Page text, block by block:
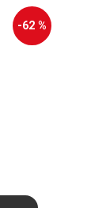
-62 %